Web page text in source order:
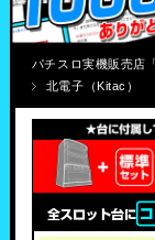
パチスロ実機販売店
北電子（Kitac）